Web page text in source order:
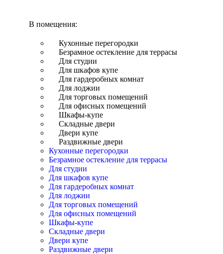
В помещения:
Кухонные перегородки
Безрамное остекление для террасы
Для студии
Для шкафов купе
Для гардеробных комнат
Для лоджии
Для торговых помещений
Для офисных помещений
Шкафы-купе
Складные двери
Двери купе
Раздвижные двери
Кухонные перегородки
Безрамное остекление для террасы
Для студии
Для шкафов купе
Для гардеробных комнат
Для лоджии
Для торговых помещений
Для офисных помещений
Шкафы-купе
Складные двери
Двери купе
Раздвижные двери